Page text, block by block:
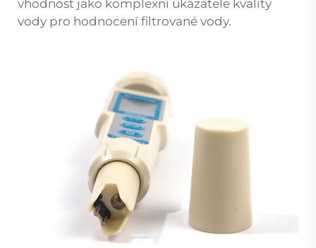
vhodnost jako komplexní ukazatele kvality
vody pro hodnocení filtrované vody.